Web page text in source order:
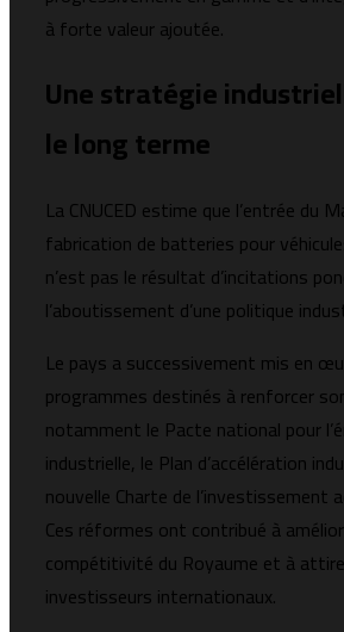
à forte valeur ajoutée.
Une stratégie
le long terme
La CNUCED estime que l’entrée du
fabrication de batteries pour
n’est pas le résultat d’incitations
l’aboutissement d’une politique
Le pays a successivement mis en
programmes destinés à renforcer
notamment le Pacte national pour
industrielle, le Plan d’accélération
nouvelle Charte de l’investissement
Ces réformes ont contribué à
compétitivité du Royaume et à
investisseurs internationaux.